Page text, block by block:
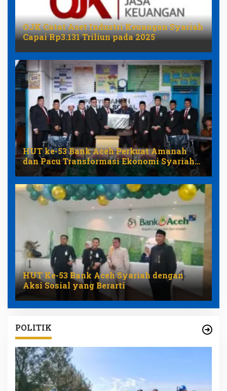
OJK Catat Aset Industri Keuangan Syariah
Capai Rp3.131 Triliun pada 2025
HUT ke-53 Bank Aceh Perkuat Amanah
dan Pacu Transformasi Ekonomi Syariah
Aceh
HUT Ke-53 Bank Aceh Syariah dengan
Aksi Sosial yang Berarti
POLITIK